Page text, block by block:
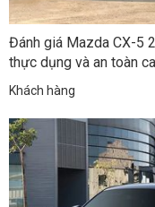
Đánh giá Mazda CX-5
thực dụng và an toàn
Khách hàng